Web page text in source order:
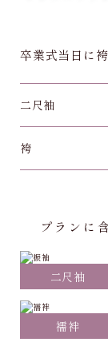
卒業式当日に
二尺袖
袴
プランに
二尺袖
襦袢